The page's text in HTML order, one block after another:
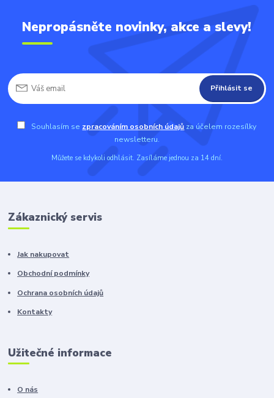
Nepropásněte novinky, akce a slevy!
Přihlásit se
Souhlasím se zpracováním osobních údajů za účelem rozesílky
newsletteru.
Můžete se kdykoli odhlásit. Zasíláme jednou za 14 dní.
Zákaznický servis
Jak nakupovat
Obchodní podmínky
Ochrana osobních údajů
Kontakty
Užitečné informace
O nás